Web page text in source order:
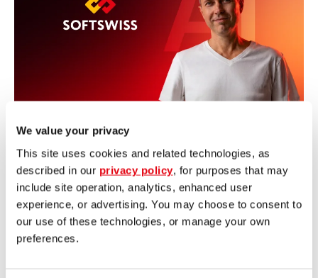
We value your privacy
This site uses cookies and related technologies, as
described in our privacy policy, for purposes that may
include site operation, analytics, enhanced user
experience, or advertising. You may choose to consent to
our use of these technologies, or manage your own
preferences.
mayo 12, 2026 Alena Praskuryna
SOFTSWISS lleva su
liderazgo en IA a la Doers
Summit Limassol 2026
más